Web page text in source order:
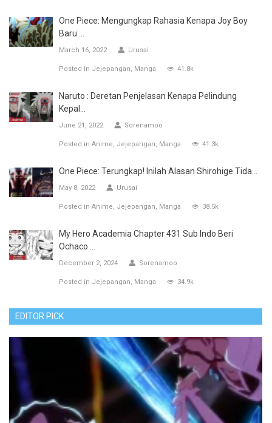
One Piece: Mengungkap Rahasia Kenapa Joy Boy
Baru ...
March 16, 2022 Urusai
Posted in Jejepangan Manga 41.8k
Naruto : Deretan Penjelasan Kenapa Pelindung
Kepal...
June 21, 2022 Sorenamoo
Posted in Anime Jejepangan Manga 41.3k
One Piece: Terungkap! Inilah Alasan Shirohige Tida...
May 8, 2022 Urusai
Posted in Anime Jejepangan Manga 38.5k
My Hero Academia Chapter 431 Sub Indo Beri
Ochaco ...
December 2, 2024 Sorenamoo
Posted in Jejepangan Manga 34.9k
EDITOR PICK